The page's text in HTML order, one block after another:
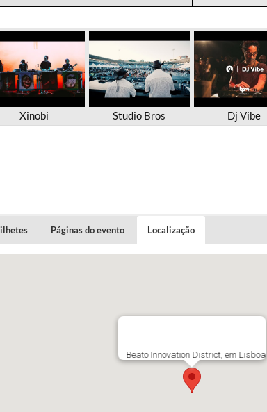
Xinobi Studio Bros Dj Vibe
Páginas do evento Localização
DINNER + PARTY: €140.00
Beato Innovation District, em Lisboa